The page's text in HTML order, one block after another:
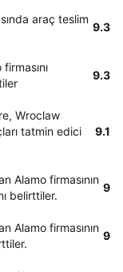
araç teslim
9.3
9.3
Wroclaw
tatmin edici
9.1
Alamo firmasının
belirttiler.
9
Alamo firmasının
9